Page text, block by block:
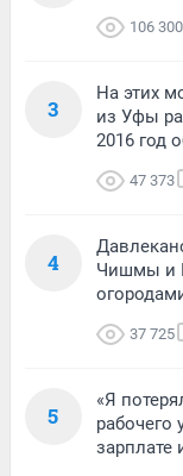
106 300
3
На этих
из Уфы
2016 год
47 373
4
Чишмы и
37 725
5
«Я
рабочего
зарплате